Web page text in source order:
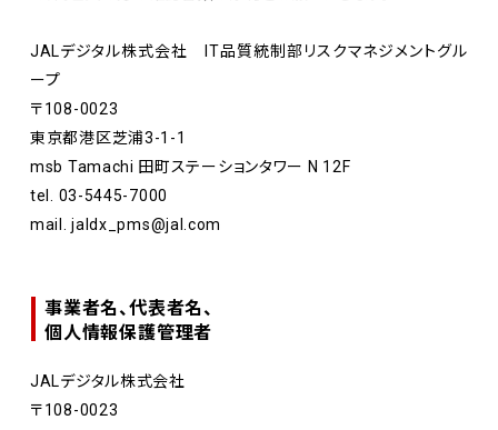
JALデジタル株式会社 IT品質統制部リスクマネジメントグル
ープ
〒108-0023
東京都港区芝浦3-1-1
msb Tamachi 田町ステーションタワー N 12F
tel. 03-5445-7000
mail.jaldx_pms@jal.com
事業者名、代表者名、
個人情報保護管理者
JALデジタル株式会社
〒108-0023